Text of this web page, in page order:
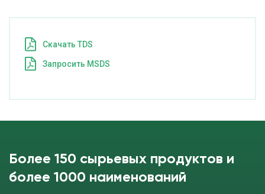
Cкачать TDS
Запросить MSDS
Более 150 сырьевых продуктов и
более 1000 наименований